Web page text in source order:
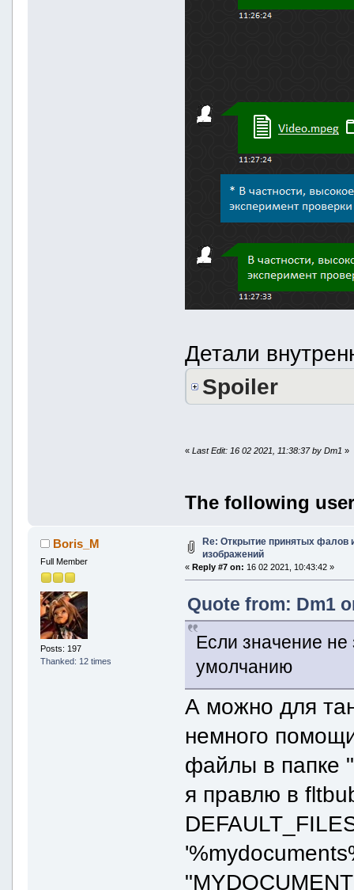
Детали
Spoiler
«Last Edit: 16 02 2021, 11:38:37 by Dm1 »
The following
Boris_M
Full Member
Posts: 197
Thanked: 12 times
Re: Открытие принятых фалов
изображений
«Reply #7 on: 16 02 2021, 10:43:42 »
Quote from: Dm1
Если значение не
умолчанию
А можно для
немного
файлы в папке
я правлю в